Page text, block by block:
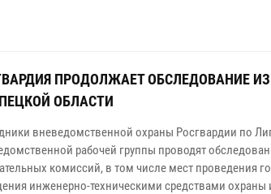
ПРОДОЛЖАЕТ ОБСЛЕДОВАНИЕ
ОБЛАСТИ
вневедомственной охраны Росгвардии по
рабочей группы проводят
комиссий, в том числе мест проведения
инженерно-техническими средствами охраны